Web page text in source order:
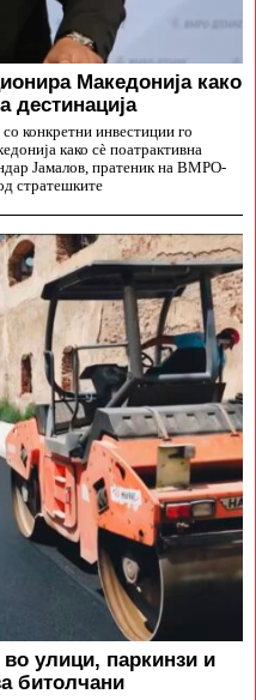
Македонија како
дестинација
конкретни инвестиции го
како сè поатрактивна
Јамалов, пратеник на ВМРО-
стратешките
улици, паркинзи и
битолчани